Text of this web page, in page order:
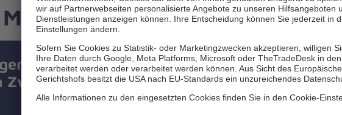
zu spenden
für
Zweck
Kondolenzspende